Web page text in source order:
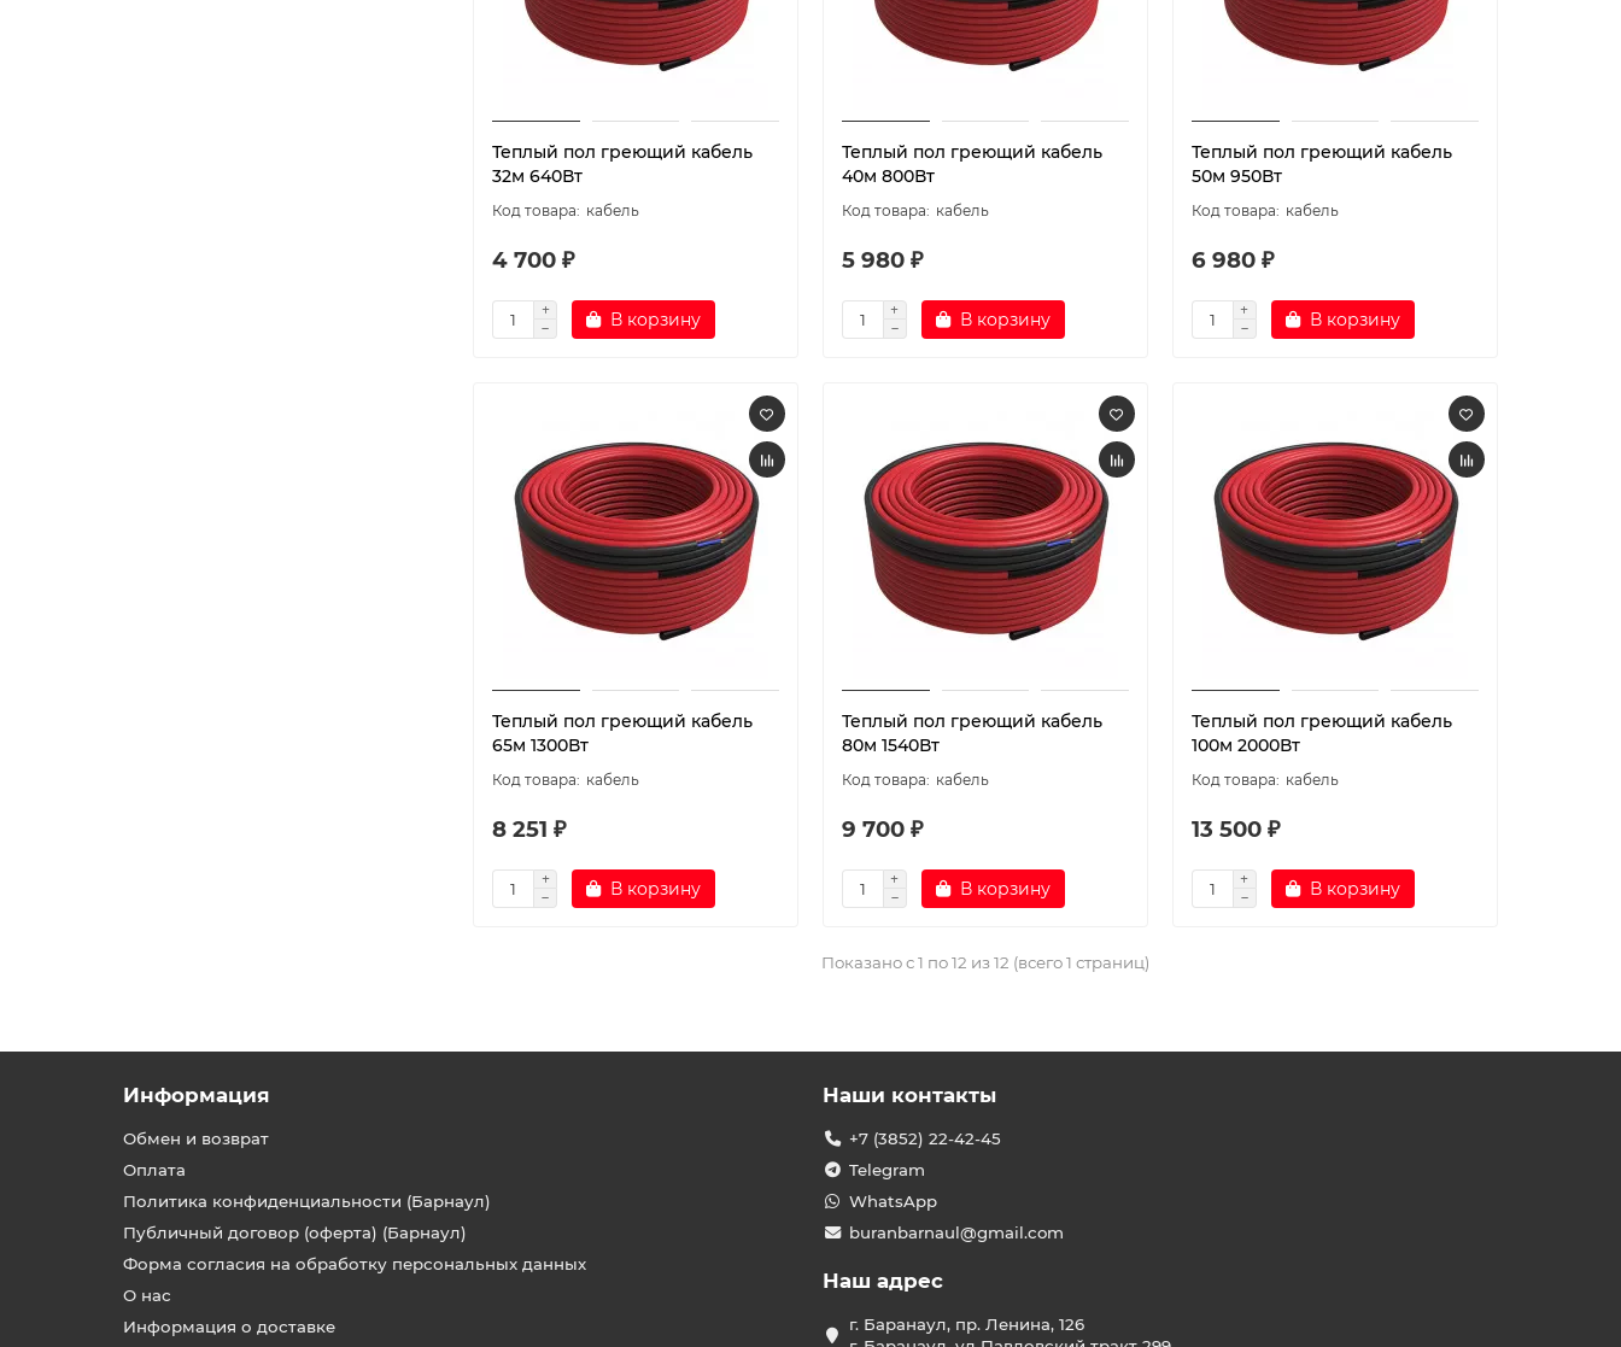
Теплый пол греющий кабель
32м 640Вт
кабель
4 700 ₽
В корзину
Теплый пол греющий кабель
40м 800Вт
кабель
5 980 ₽
В корзину
Теплый пол греющий кабель
50м 950Вт
кабель
6 980 ₽
В корзину
Теплый пол греющий кабель
65м 1300Вт
кабель
8 251 ₽
В корзину
Теплый пол греющий кабель
80м 1540Вт
кабель
9 700 ₽
В корзину
Теплый пол греющий кабель
100м 2000Вт
кабель
13 500 ₽
В корзину
Показано с 1 по 12 из 12 (всего 1 страниц)
Информация
Обмен и возврат
Оплата
Политика конфиденциальности (Барнаул)
Публичный договор (оферта) (Барнаул)
Форма согласия на обработку персональных данных
О нас
Информация о доставке
Наши контакты
+7 (3852) 22-42-45
Telegram
WhatsApp
buranbarnaul@gmail.com
Наш адрес
г. Баранаул, пр. Ленина, 126